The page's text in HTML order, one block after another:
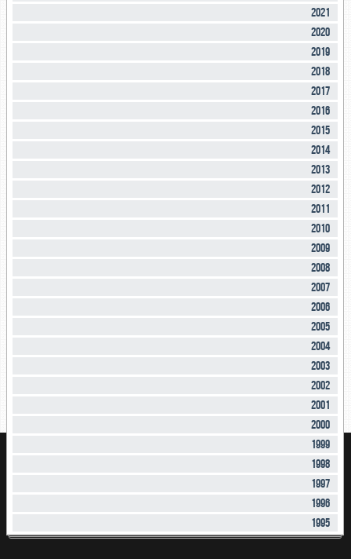
2021
2020
2019
2018
2017
2016
2015
2014
2013
2012
2011
2010
2009
2008
2007
2006
2005
2004
2003
2002
2001
2000
1999
1998
1997
1996
1995